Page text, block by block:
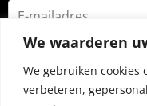
We waarderen
We gebruiken cookies
verbeteren,